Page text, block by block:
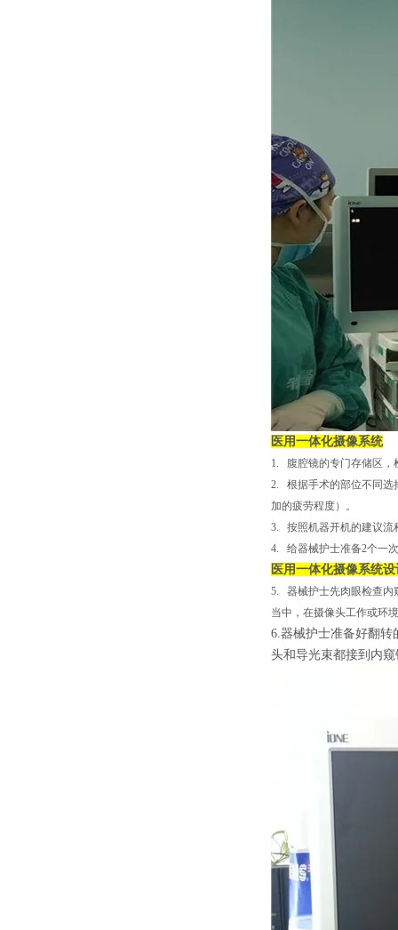
医用一体化摄像系统
1.
腹腔镜的专门存储区
2. 根据手术的部位不同选
加的疲劳程度）。
3. 按照机器开机的建议流
4. 给器械护士准备2个一
医用一体化摄像系统
5. 器械护士先肉眼检查内
当中，在摄像头工作或环
6.器械护士准备好翻
头和导光束都接到内